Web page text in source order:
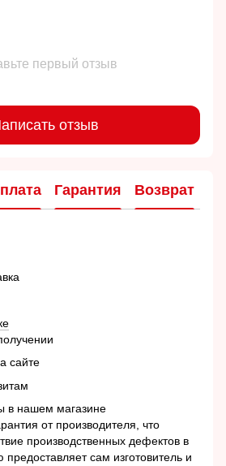
первый отзыв
отзыв
Гарантия Возврат
сайте
в нашем магазине
от производителя, что
производственных дефектов в
предоставляет сам изготовитель и